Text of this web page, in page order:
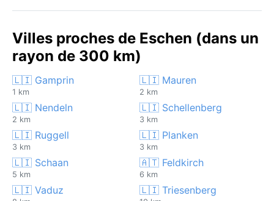
Villes proches de Eschen (dans un
rayon de 300 km)
🇱🇮 Gamprin
1 km
🇱🇮 Mauren
2 km
🇱🇮 Nendeln
2 km
🇱🇮 Schellenberg
3 km
🇱🇮 Ruggell
3 km
🇱🇮 Planken
3 km
🇱🇮 Schaan
5 km
🇦🇹 Feldkirch
6 km
🇱🇮 Vaduz 🇱🇮 Triesenberg